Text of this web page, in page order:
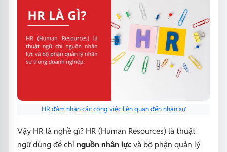
HR đảm nhận các công việc liên quan đến nhân sự
Vậy HR là nghề gì? HR (Human Resources) là thuật
ngữ dùng để chỉ nguồn nhân lựcvà bộ phận quản lý